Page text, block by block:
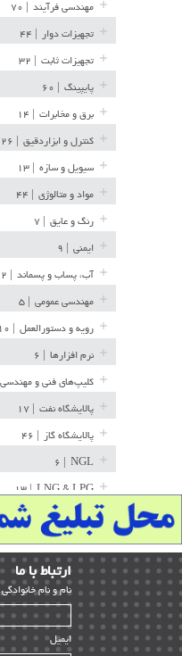
مهندسی فرآیند
تجهیزات دوار
تجهیزات ثابت
پایپینگ
برق و مخابرات
کنترل و ابزاردقیق
سیویل و سازه
مواد و متالوژی
رنگ و عایق
ایمنی
آب، پساب و پسماند
مهندسی عمومی
رویه و دستورالعمل
نرم افزارها
کلیپ‌های فنی و مهندسی
پالایشگاه نفت
پالایشگاه گاز
NGL
LNG & LPG | ۱۳
خط لوله | ۳۶
مخازن ذخیره | ۱۵
پتروشیمی | ۱۴
بازرسی و QC | ۱۵
HSE | ۳۹
ساخت و نصب | ۱۲
ارﺗﺒﺎط ﺑﺎ ما
ﻧﺎم و ﻧﺎم ﺧﺎﻧﻮادﮔﻰ
ایمیل